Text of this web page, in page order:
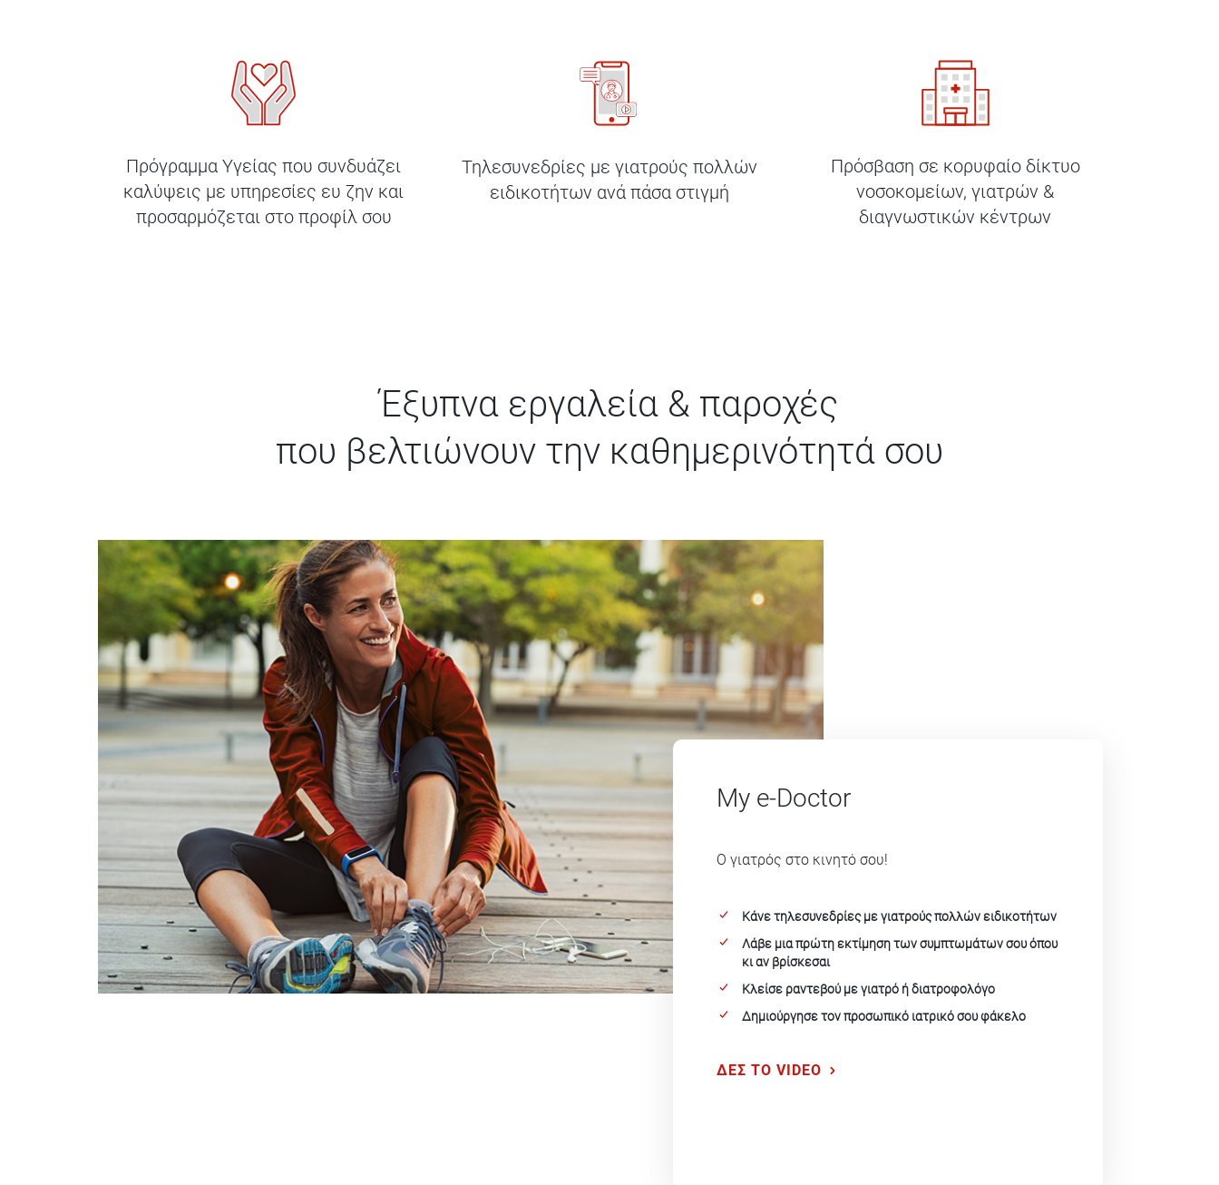
Πρόγραμμα Υγείας που συνδυάζει
καλύψεις με υπηρεσίες ευ ζην και
προσαρμόζεται στο προφίλ σου
Τηλεσυνεδρίες με γιατρούς πολλών
ειδικοτήτων ανά πάσα στιγμή
Πρόσβαση σε κορυφαίο δίκτυο
νοσοκομείων, γιατρών &
διαγνωστικών κέντρων
Έξυπνα εργαλεία & παροχές
που βελτιώνουν την καθημερινότητά σου
My e-Doctor
Ο γιατρός στο κινητό σου!
Κάνε τηλεσυνεδρίες με γιατρούς πολλών ειδικοτήτων
Λάβε μια πρώτη εκτίμηση των συμπτωμάτων σου όπου
κι αν βρίσκεσαι
Κλείσε ραντεβού με γιατρό ή διατροφολόγο
Δημιούργησε τον προσωπικό ιατρικό σου φάκελο
ΔΕΣ ΤΟ VIDEO